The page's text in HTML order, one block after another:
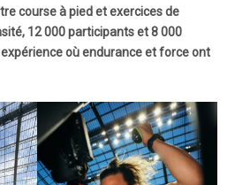
course à pied et exercices de
12 000 participants et 8 000
où endurance et force ont